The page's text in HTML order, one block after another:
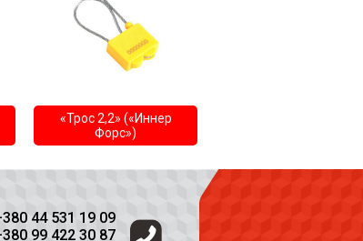
«Трос 2,2» («Иннер
Форс»)
44 531 19 09
99 422 30 87